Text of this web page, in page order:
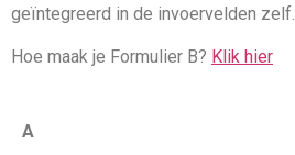
geïntegreerd in de invoervelden zelf.
Hoe maak je Formulier B? Klik hier
A